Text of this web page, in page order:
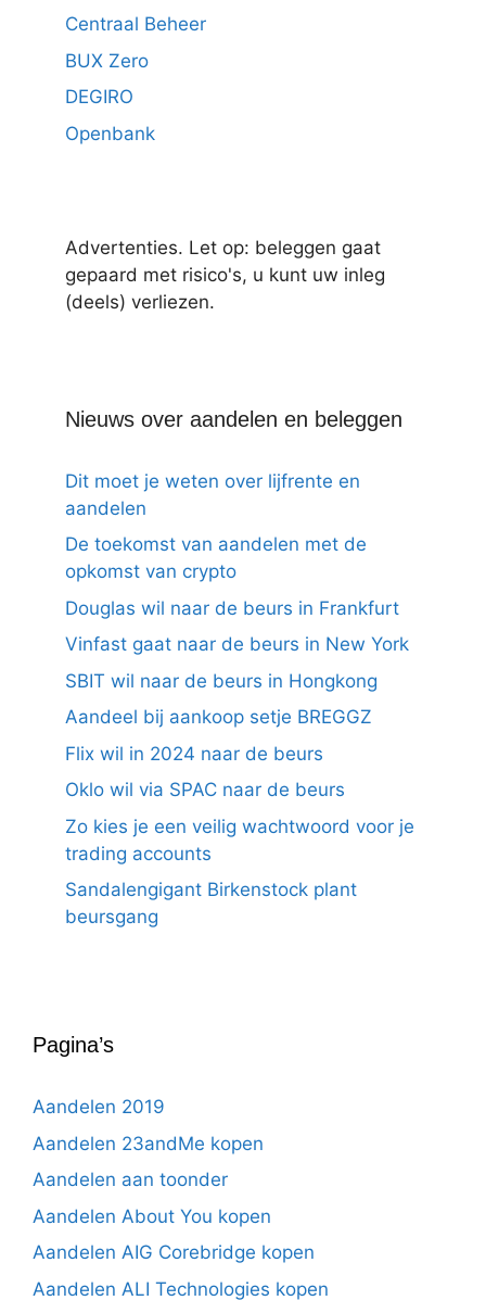
Centraal Beheer
BUX Zero
DEGIRO
Openbank
Advertenties. Let op: beleggen gaat
gepaard met risico's, u kunt uw inleg
(deels) verliezen.
Nieuws over aandelen en beleggen
Dit moet je weten over lijfrente en
aandelen
De toekomst van aandelen met de
opkomst van crypto
Douglas wil naar de beurs in Frankfurt
Vinfast gaat naar de beurs in New York
SBIT wil naar de beurs in Hongkong
Aandeel bij aankoop setje BREGGZ
Flix wil in 2024 naar de beurs
Oklo wil via SPAC naar de beurs
Zo kies je een veilig wachtwoord voor je
trading accounts
Sandalengigant Birkenstock plant
beursgang
Pagina’s
Aandelen 2019
Aandelen 23andMe kopen
Aandelen aan toonder
Aandelen About You kopen
Aandelen AIG Corebridge kopen
Aandelen ALI Technologies kopen